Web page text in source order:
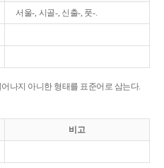
서울-, 시골-, 신출-, 풋-.
나지 아니한 형태를 표준어로 삼는다.
비고